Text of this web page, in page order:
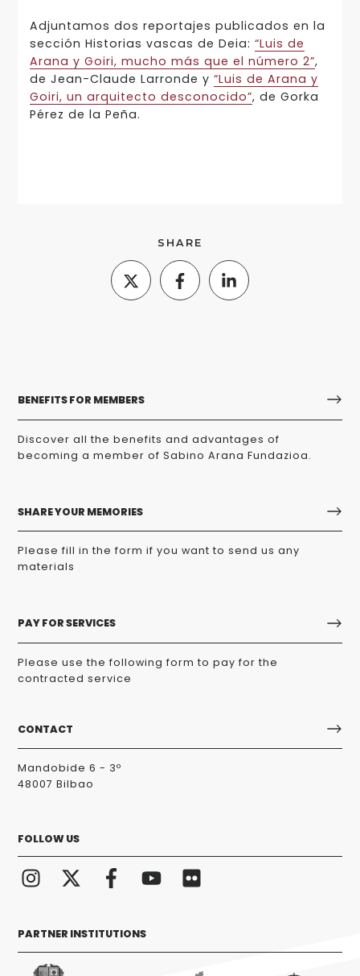
Adjuntamos dos reportajes publicados en la
sección Historias vascas de Deia: “Luis de
Arana y Goiri, mucho más que el número 2”,
de Jean-Claude Larronde y “Luis de Arana y
Goiri, un arquitecto desconocido”, de Gorka
Pérez de la Peña.
SHARE
BENEFITS FOR MEMBERS
Discover all the benefits and advantages of
becoming a member of Sabino Arana Fundazioa.
SHARE YOUR MEMORIES
Please fill in the form if you want to send us any
materials
PAY FOR SERVICES
Please use the following form to pay for the
contracted service
CONTACT
Mandobide 6 - 3º
48007 Bilbao
FOLLOW US
PARTNER INSTITUTIONS